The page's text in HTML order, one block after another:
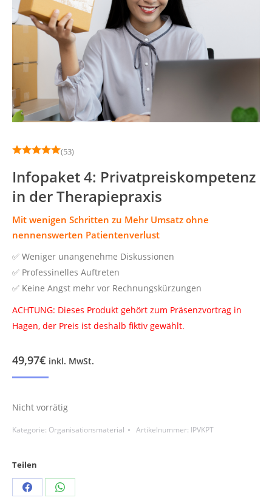
(53)
Infopaket 4: Privatpreiskompetenz
in der Therapiepraxis
Mit wenigen Schritten zu Mehr Umsatz ohne
nennenswerten Patientenverlust
✅️ Weniger unangenehme Diskussionen
✅️ Professinelles Auftreten
✅️ Keine Angst mehr vor Rechnungskürzungen
ACHTUNG: Dieses Produkt gehört zum Präsenzvortrag in
Hagen, der Preis ist deshalb fiktiv gewählt.
49,97€ inkl. MwSt.
Nicht vorrätig
Kategorie: Organisationsmaterial Artikelnummer: IPVKPT
Teilen
Teilen Teilen